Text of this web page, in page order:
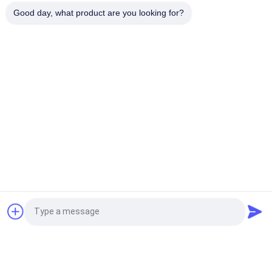
ゼオライトの分子篩
Good day, what product are you looking for?